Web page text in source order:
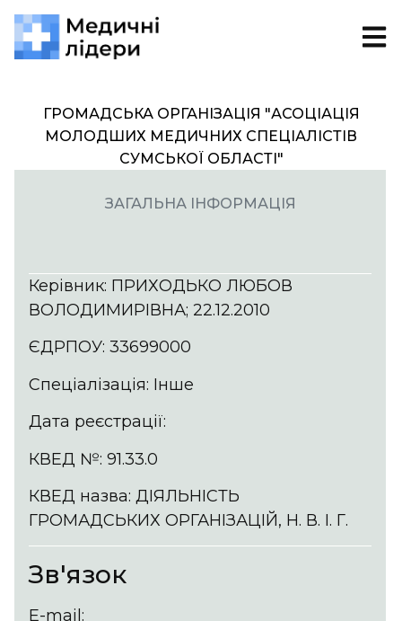
ГРОМАДСЬКА ОРГАНІЗАЦІЯ "АСОЦІАЦІЯ
МОЛОДШИХ МЕДИЧНИХ СПЕЦІАЛІСТІВ
СУМСЬКОЇ ОБЛАСТІ"
ЗАГАЛЬНА ІНФОРМАЦІЯ
Керівник: ПРИХОДЬКО ЛЮБОВ
ВОЛОДИМИРІВНА; 22.12.2010
ЄДРПОУ: 33699000
Спеціалізація: Інше
Дата реєстрації:
КВЕД №: 91.33.0
КВЕД назва: ДІЯЛЬНІСТЬ
ГРОМАДСЬКИХ ОРГАНІЗАЦІЙ, Н. В. І. Г.
Зв'язок
E-mail: